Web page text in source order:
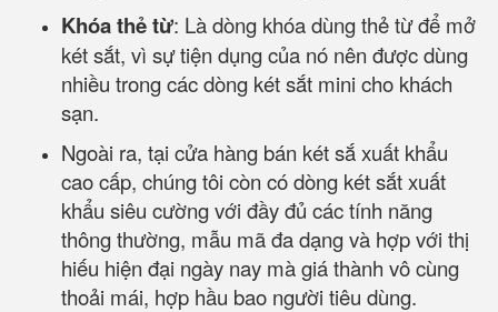
Khóa thẻ từ: Là dòng khóa dùng thẻ từ để mở
két sắt, vì sự tiện dụng của nó nên được dùng
nhiều trong các dòng két sắt mini cho khách
sạn.
Ngoài ra, tại cửa hàng bán két sắ xuất khẩu
cao cấp, chúng tôi còn có dòng két sắt xuất
khẩu siêu cường với đầy đủ các tính năng
thông thường, mẫu mã đa dạng và hợp với thị
hiếu hiện đại ngày nay mà giá thành vô cùng
thoải mái, hợp hầu bao người tiêu dùng.